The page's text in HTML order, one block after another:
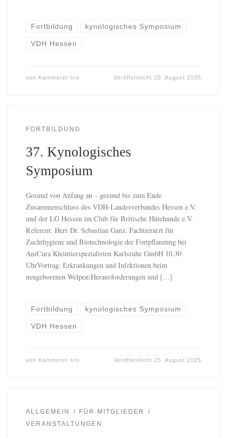
Fortbildung kynologisches Symposium
VDH Hessen
von Kammerer Iris Veröffentlicht 25. August 2025
FORTBILDUNG
37. Kynologisches
Symposium
Gesund von Anfang an – gesund bis zum Ende
Zusammenschluss des VDH-Landesverbandes Hessen e.V.
und der LG Hessen im Club für Britische Hütehunde e.V.
Referent: Herr Dr. Sebastian Ganz, Fachtierarzt für
Zuchthygiene und Biotechnologie der Fortpflanzung bei
AniCura Kleintierspezialisten Karlsruhe GmbH 10.30
UhrVortrag: Erkrankungen und Infektionen beim
neugeborenen Welpen:Herausforderungen und […]
Fortbildung kynologisches Symposium
VDH Hessen
von Kammerer Iris Veröffentlicht 25. August 2025
ALLGEMEIN
FÜR MITGLIEDER
VERANSTALTUNGEN